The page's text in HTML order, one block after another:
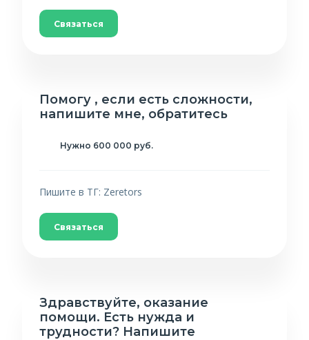
Связаться
Помогу , если есть сложности,
напишите мне, обратитесь
Нужно 600 000 руб.
Пишите в ТГ: Zeretors
Связаться
Здравствуйте, оказание
помощи. Есть нужда и
трудности? Напишите